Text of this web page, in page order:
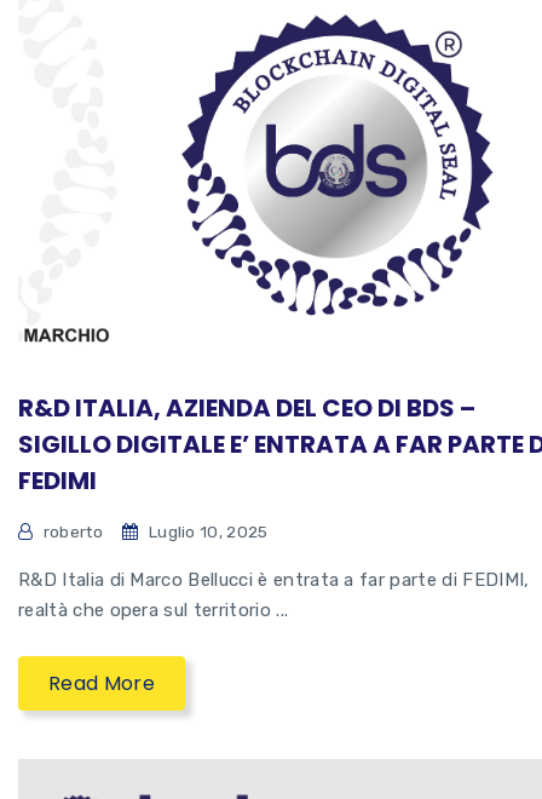
R&D ITALIA, AZIENDA DEL CEO DI BDS –
SIGILLO DIGITALE E’ ENTRATA A FAR PARTE
FEDIMI
roberto Luglio 10, 2025
R&D Italia di Marco Bellucci è entrata a far parte di FEDIMI,
realtà che opera sul territorio ...
Read More